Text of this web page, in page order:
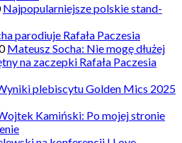
Najpopularniejsze polskie stand-
Mateusz Socha: Nie mogę dłużej
na zaczepki Rafała Paczesia
plebiscytu Golden Mics 2025
Kamiński: Po mojej stronie